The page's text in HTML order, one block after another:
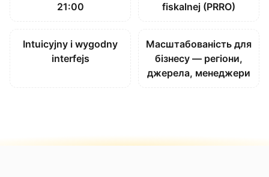
21:00
fiskalnej (PRRO)
Intuicyjny i wygodny
interfejs
Масштабованість для
бізнесу — регіони,
джерела, менеджери